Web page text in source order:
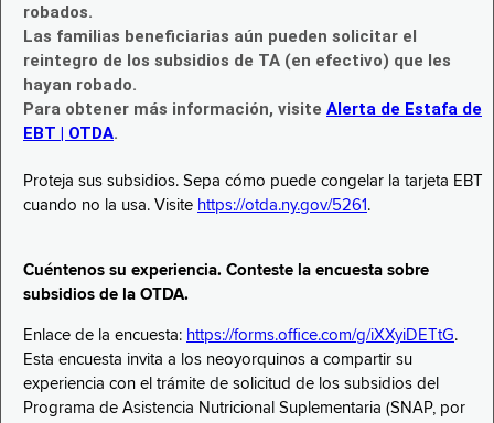
robados.
Las familias beneficiarias aún pueden solicitar el
reintegro de los subsidios de TA (en efectivo) que les
hayan robado.
Para obtener más información, visite Alerta de Estafa de
EBT | OTDA.
Proteja sus subsidios. Sepa cómo puede congelar la tarjeta EBT
cuando no la usa. Visite https://otda.ny.gov/5261 .
Cuéntenos su experiencia. Conteste la encuesta sobre
subsidios de la OTDA.
Enlace de la encuesta: https://forms.office.com/g/iXXyiDETtG.
Esta encuesta invita a los neoyorquinos a compartir su
experiencia con el trámite de solicitud de los subsidios del
Programa de Asistencia Nutricional Suplementaria (SNAP, por